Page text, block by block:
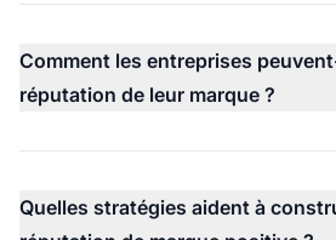
Comment les entreprises
réputation de leur marque ?
Quelles stratégies aident à